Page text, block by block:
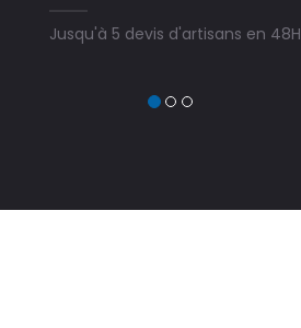
Jusqu'à 5 devis d'artisans en 48H